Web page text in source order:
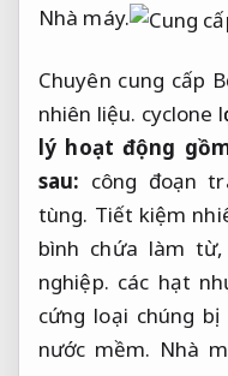
Nhà máy.
Chuyên cung cấp
nhiên liệu. cyclone
lý hoạt động
sau: công đoạn
tùng. Tiết kiệm
bình chứa làm từ,
nghiệp. các hạt
cứng loại chúng
nước mềm. Nhà